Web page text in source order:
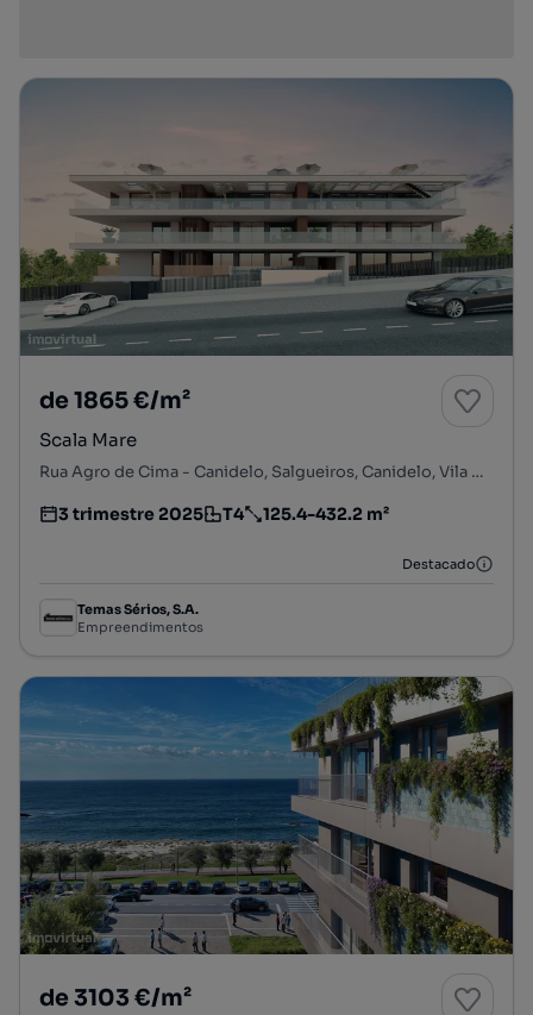
de 1865 €/m²
Scala Mare
Rua Agro de Cima - Canidelo, Salgueiros, Canidelo, Vila Nova de Gaia, Porto
Estimativa da entrega do empreendimento imobiliário
3 trimestre 2025
Tipologia T4
Preço por metro quadrado125.4-432.2 m²
Destacado
Temas Sérios, S.A.
Empreendimentos
de 3103 €/m²